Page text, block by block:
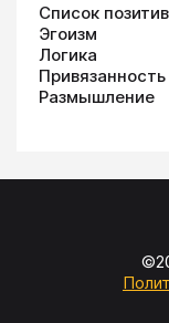
Список
Эгоизм
Логика
Размышление